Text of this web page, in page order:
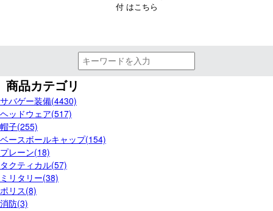
付 はこちら
商品カテゴリ
サバゲー装備(4430)
ヘッドウェア(517)
帽子(255)
ベースボールキャップ(154)
プレーン(18)
タクティカル(57)
ミリタリー(38)
ポリス(8)
消防(3)